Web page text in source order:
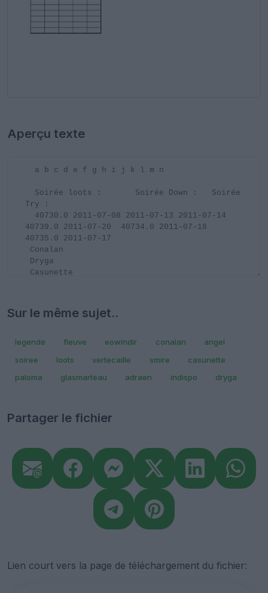
Aperçu texte
Sur le même sujet..
legende fleuve eowindir conalan
angel
soiree
loots vertecaille smire
casunette
paloma
glasmarteau adraen indispo dryga
Partager le fichier
Lien court vers la page de téléchargement du fichier: